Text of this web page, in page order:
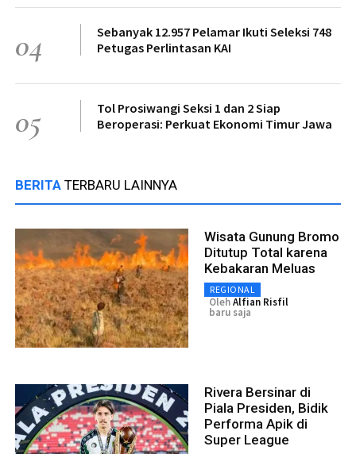
04
Sebanyak 12.957 Pelamar Ikuti Seleksi 748
Petugas Perlintasan KAI
05
Tol Prosiwangi Seksi 1 dan 2 Siap
Beroperasi: Perkuat Ekonomi Timur Jawa
BERITA TERBARU LAINNYA
Wisata Gunung Bromo
Ditutup Total karena
Kebakaran Meluas
REGIONAL
OlehAlfian Risfil
baru saja
Rivera Bersinar di
Piala Presiden, Bidik
Performa Apik di
Super League